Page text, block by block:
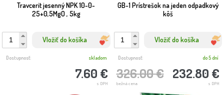
Travcerit jesenný NPK 10-0-
25+0,5MgO , 5kg
Vložiť do košíka
7.60 €
s DPH
Dostupnosť: skladom
GB-1 Prístrešok na jeden odpadkový
kôš
Vložiť do košíka
326.00 €
bežná cena
232.80 €
s DPH
Dostupnosť: do 5 dní